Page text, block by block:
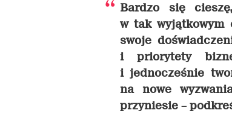
Bardzo się
w tak wyjątkowym
swoje
i priorytety
i jednocześnie
na nowe
przyniesie –